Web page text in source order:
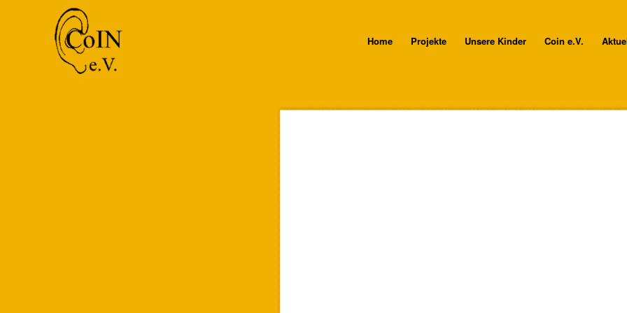
Home Projekte Unsere Kinder Coin e.V.